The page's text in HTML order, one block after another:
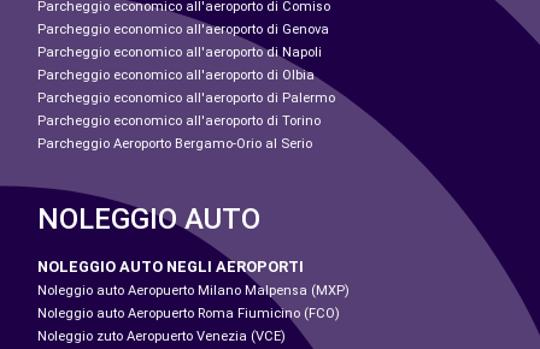
Parcheggio economico all'aeroporto di Comiso
Parcheggio economico all'aeroporto di Genova
Parcheggio economico all'aeroporto di Napoli
Parcheggio economico all'aeroporto di Olbia
Parcheggio economico all'aeroporto di Palermo
Parcheggio economico all'aeroporto di Torino
Parcheggio Aeroporto Bergamo-Orio al Serio
NOLEGGIO AUTO
NOLEGGIO AUTO NEGLI AEROPORTI
Noleggio auto Aeropuerto Milano Malpensa (MXP)
Noleggio auto Aeropuerto Roma Fiumicino (FCO)
Noleggio zuto Aeropuerto Venezia (VCE)